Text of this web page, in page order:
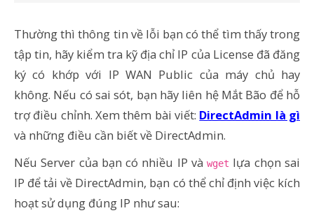
Thường thì thông tin về lỗi bạn có thể tìm thấy trong
tập tin, hãy kiểm tra kỹ địa chỉ IP của License đã đăng
ký có khớp với IP WAN Public của máy chủ hay
không. Nếu có sai sót, bạn hãy liên hệ Mắt Bão để hỗ
trợ điều chỉnh. Xem thêm bài viết: DirectAdmin là gì
và những điều cần biết về DirectAdmin.
Nếu Server của bạn có nhiều IP vàwget lựa chọn sai
IP để tải về DirectAdmin, bạn có thể chỉ định việc kích
hoạt sử dụng đúng IP như sau: